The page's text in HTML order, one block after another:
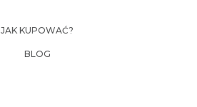
JAK KUPOWAĆ?
BLOG